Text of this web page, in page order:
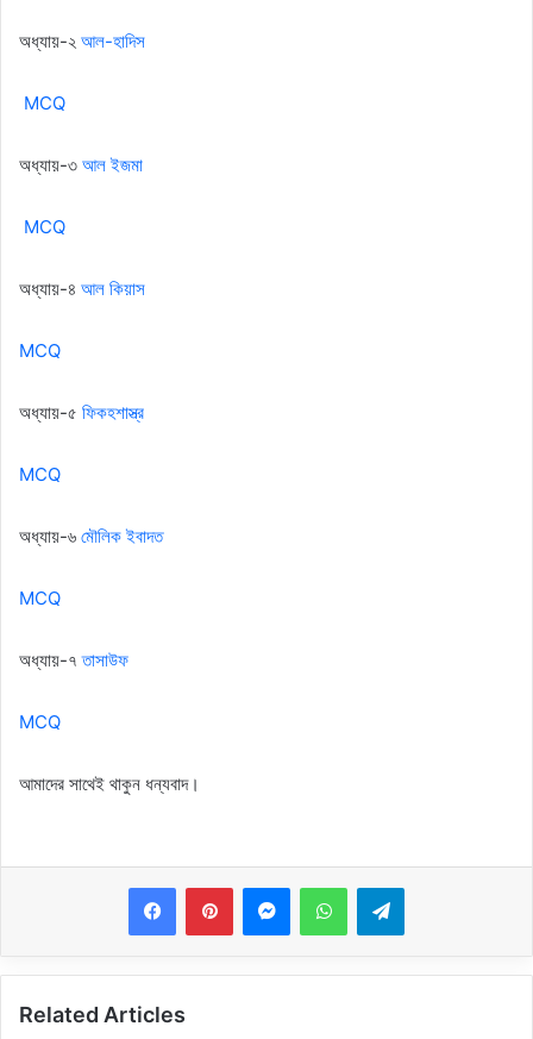
অধ্যায়-২ আল-হাদিস
MCQ
অধ্যায়-৩ আল ইজমা
MCQ
অধ্যায়-৪ আল কিয়াস
MCQ
অধ্যায়-৫ ফিকহশাস্ত্র
MCQ
অধ্যায়-৬ মৌলিক ইবাদত
MCQ
অধ্যায়-৭তাসাউফ
MCQ
আমাদের সাথেই থাকুন ধন্যবাদ।
MessengerWhatsAppTelegram
Related Articles